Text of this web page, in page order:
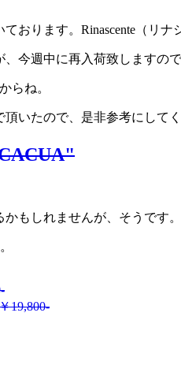
おります。Rinascente（リナ
今週中に再入荷致しますの
らね。
いたので、是非参考にしてく
もしれませんが、そうです
19,800-